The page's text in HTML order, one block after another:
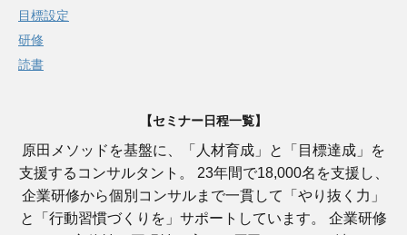
目標設定
研修
読書
【セミナー日程一覧】
原田メソッドを基盤に、「人材育成」と「目標達成」を
支援するコンサルタント。 23年間で18,000名を支援し、
企業研修から個別コンサルまで一貫して「やり抜く力」
と「行動習慣づくりを」サポートしています。 企業研修